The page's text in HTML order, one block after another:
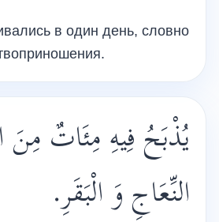
в один день, словно
يُذْبَحُ فِيهِ مِئَاتٌ مِنَ
النِّعَاجِ وَ الْبَقَرِ.